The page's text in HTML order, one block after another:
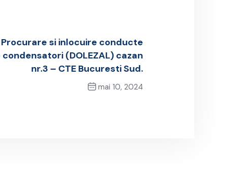
Procurare si inlocuire conducte
(DOLEZAL) cazan
nr.3 – CTE Bucuresti Sud.
mai 10, 2024